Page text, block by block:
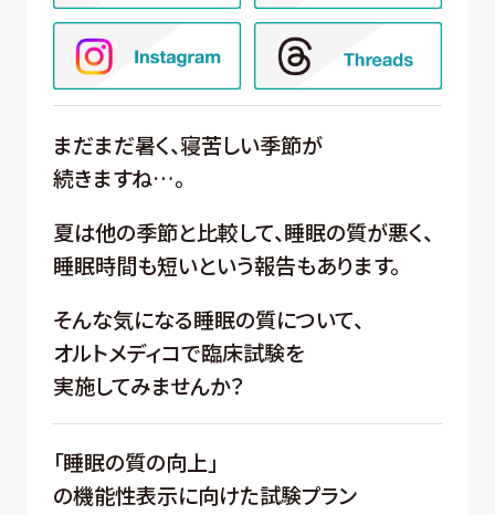
まだまだ暑く、寝苦しい季節が
続きますね…。
夏は他の季節と比較して、睡眠の質が悪く、
睡眠時間も短いという報告もあります。
そんな気になる睡眠の質について、
オルトメディコで臨床試験を
実施してみませんか？
「睡眠の質の向上」
の機能性表示に向けた試験プラン